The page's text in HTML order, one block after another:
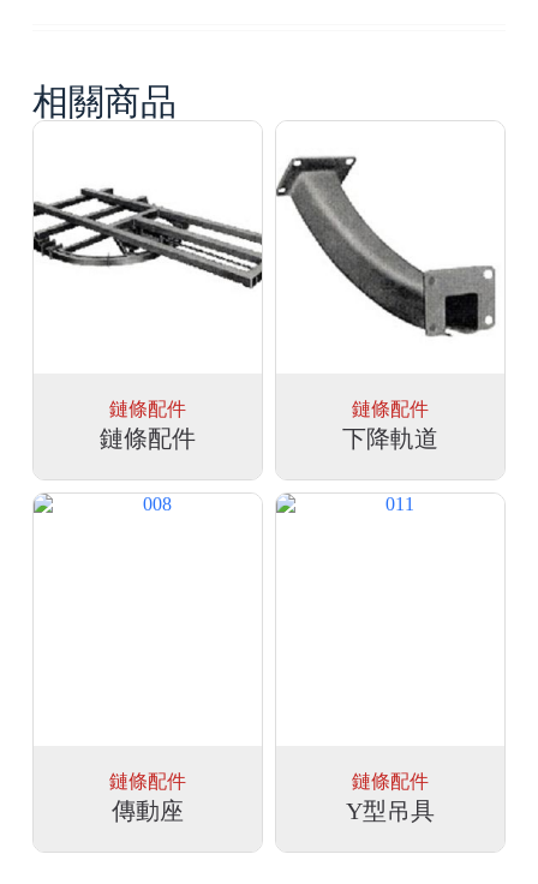
相關商品
鏈條配件
鏈條配件
鏈條配件
下降軌道
鏈條配件
傳動座
鏈條配件
Y型吊具